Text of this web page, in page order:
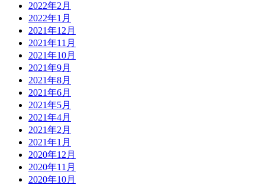
2022年2月
2022年1月
2021年12月
2021年11月
2021年10月
2021年9月
2021年8月
2021年6月
2021年5月
2021年4月
2021年2月
2021年1月
2020年12月
2020年11月
2020年10月